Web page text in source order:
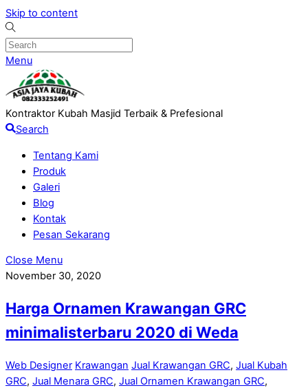
Skip to content
Menu
Kontraktor Kubah Masjid Terbaik & Prefesional
Search
Tentang Kami
Produk
Galeri
Blog
Kontak
Pesan Sekarang
Close Menu
November 30, 2020
Harga Ornamen Krawangan GRC
minimalisterbaru 2020 di Weda
Web Designer Krawangan Jual Krawangan GRC, Jual Kubah
GRC, Jual Menara GRC, Jual Ornamen Krawangan GRC,